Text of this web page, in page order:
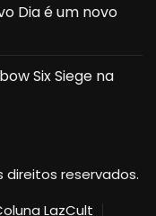
Dia é um novo
Six Siege na
direitos reservados.
LazCult